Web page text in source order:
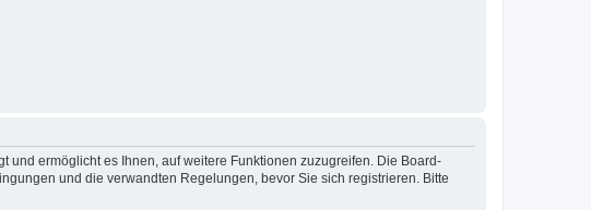
ermöglicht es Ihnen, auf weitere Funktionen zuzugreifen. Die Board-
und die verwandten Regelungen, bevor Sie sich registrieren. Bitte